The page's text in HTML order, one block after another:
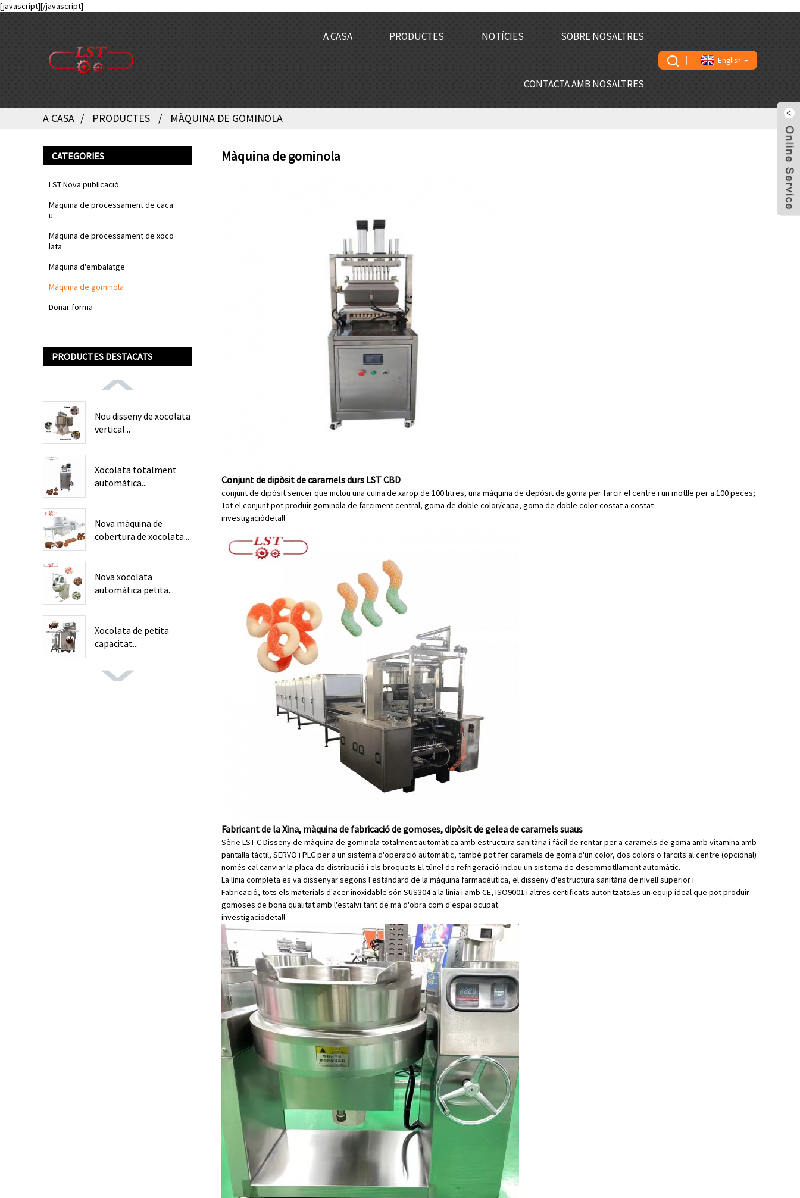
[javascript][/javascript]
A CASA PRODUCTES NOTÍCIES SOBRE NOSALTRES
CONTACTA AMB NOSALTRES
English
A CASA PRODUCTES MÀQUINA DE GOMINOLA
CATEGORIES
LST Nova publicació
Màquina de processament de caca
u
Màquina de processament de xoco
lata
Màquina d'embalatge
Màquina de gominola
Donar forma
PRODUCTES DESTACATS
Nou disseny de xocolata
vertical...
Xocolata totalment
automàtica...
Nova màquina de
cobertura de xocolata...
Nova xocolata
automàtica petita...
Xocolata de petita
capacitat...
Màquina de gominola
Conjunt de dipòsit de caramels durs LST CBD
conjunt de dipòsit sencer que inclou una cuina de xarop de 100 litres, una màquina de depòsit de goma per farcir el centre i un motlle per a 100 peces;
Tot el conjunt pot produir gominola de farciment central, goma de doble color/capa, goma de doble color costat a costat
investigaciódetall
Fabricant de la Xina, màquina de fabricació de gomoses, dipòsit de gelea de caramels suaus
Sèrie LST-C Disseny de màquina de gominola totalment automàtica amb estructura sanitària i fàcil de rentar per a caramels de goma amb vitamina.amb
pantalla tàctil, SERVO i PLC per a un sistema d'operació automàtic, també pot fer caramels de goma d'un color, dos colors o farcits al centre (opcional)
només cal canviar la placa de distribució i els broquets.El túnel de refrigeració inclou un sistema de desemmotllament automàtic.
La línia completa es va dissenyar segons l'estàndard de la màquina farmacèutica, el disseny d'estructura sanitària de nivell superior i
Fabricació, tots els materials d'acer inoxidable són SUS304 a la línia i amb CE, ISO9001 i altres certificats autoritzats.És un equip ideal que pot produir
gomoses de bona qualitat amb l'estalvi tant de mà d'obra com d'espai ocupat.
investigaciódetall